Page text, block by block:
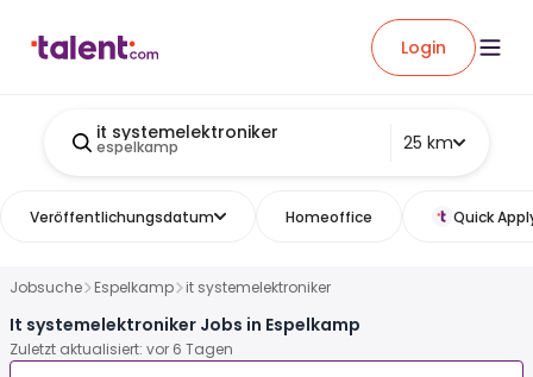
Login
it systemelektroniker
espelkamp 25 km
Veröffentlichungsdatum Homeoffice Quick
Jobsuche Espelkamp it systemelektroniker
It systemelektroniker Jobs in Espelkamp
Zuletzt aktualisiert: vor 6 Tagen